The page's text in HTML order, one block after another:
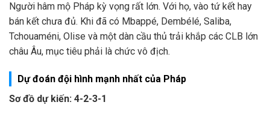
Người hâm mộ Pháp kỳ vọng rất lớn. Với họ, vào tứ kết hay
bán kết chưa đủ. Khi đã có Mbappé, Dembélé, Saliba,
Tchouaméni, Olise và một dàn cầu thủ trải khắp các CLB lớn
châu Âu, mục tiêu phải là chức vô địch.
Dự đoán đội hình mạnh nhất của Pháp
Sơ đồ dự kiến: 4-2-3-1